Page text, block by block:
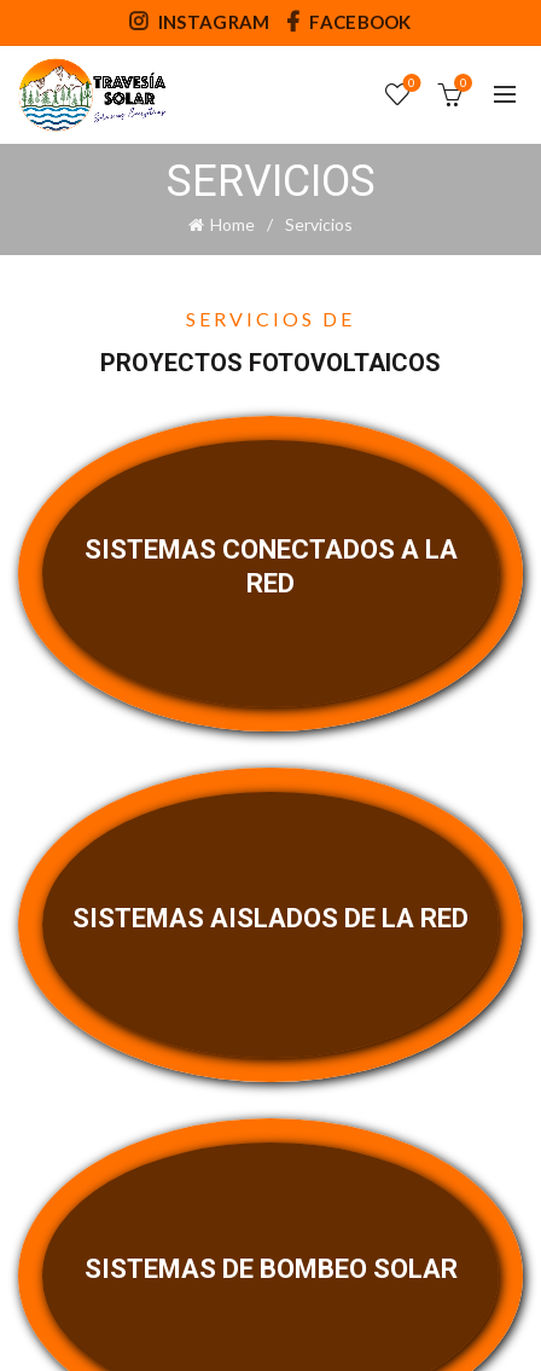
INSTAGRAM FACEBOOK
0 0
SERVICIOS
Home Servicios
SERVICIOS DE
PROYECTOS FOTOVOLTAICOS
SISTEMAS CONECTADOS A LA
RED
SISTEMAS AISLADOS DE LA RED
SISTEMAS DE BOMBEO SOLAR